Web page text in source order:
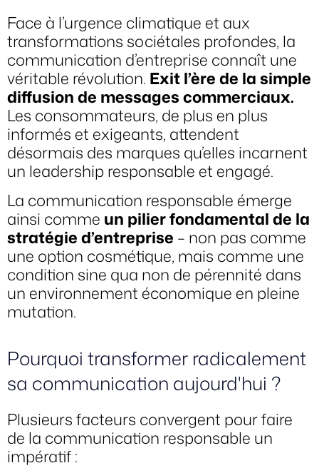
Face à l’urgence climatique et aux
transformations sociétales profondes, la
communication d’entreprise connaît une
véritable révolution. Exit l’ère de la simple
diffusion de messages commerciaux.
Les consommateurs, de plus en plus
informés et exigeants, attendent
désormais des marques qu’elles incarnent
un leadership responsable et engagé.
La communication responsable émerge
ainsi comme un pilier fondamental de la
stratégie d’entreprise – non pas comme
une option cosmétique, mais comme une
condition sine qua non de pérennité dans
un environnement économique en pleine
mutation.
Pourquoi transformer radicalement
sa communication aujourd'hui ?
Plusieurs facteurs convergent pour faire
de la communication responsable un
impératif :